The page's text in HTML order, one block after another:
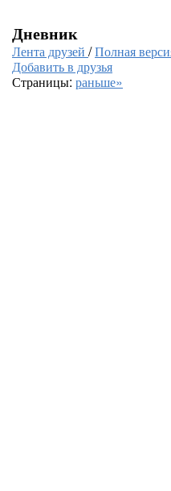
Дневник
Лента друзей /Полная
Добавить в друзья
Страницы: раньше»